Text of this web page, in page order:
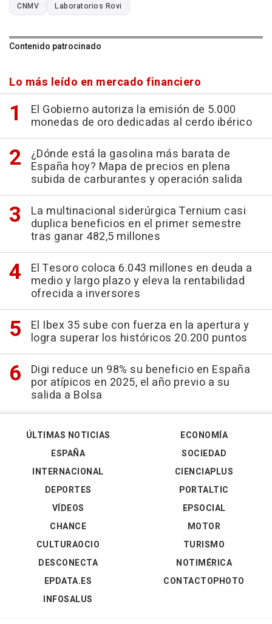
CNMV Laboratorios Rovi
Contenido patrocinado
Lo más leído en mercado financiero
El Gobierno autoriza la emisión de 5.000
monedas de oro dedicadas al cerdo ibérico
¿Dónde está la gasolina más barata de
España hoy? Mapa de precios en plena
subida de carburantes y operación salida
La multinacional siderúrgica Ternium casi
duplica beneficios en el primer semestre
tras ganar 482,5 millones
El Tesoro coloca 6.043 millones en deuda a
medio y largo plazo y eleva la rentabilidad
ofrecida a inversores
El Ibex 35 sube con fuerza en la apertura y
logra superar los históricos 20.200 puntos
Digi reduce un 98% su beneficio en España
por atípicos en 2025, el año previo a su
salida a Bolsa
ÚLTIMAS NOTICIAS
ESPAÑA
INTERNACIONAL
DEPORTES
VÍDEOS
ECONOMÍA
SOCIEDAD
CIENCIAPLUS
PORTALTIC
EPSOCIAL
CHANCE
CULTURAOCIO
DESCONECTA
EPDATA.ES
INFOSALUS
MOTOR
TURISMO
NOTIMÉRICA
CONTACTOPHOTO